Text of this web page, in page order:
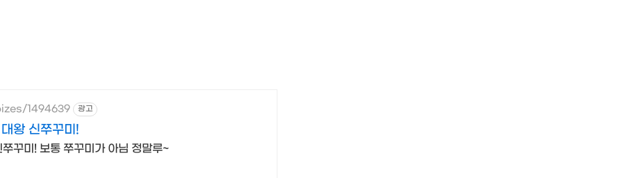
1494639 광고
왕 신쭈꾸미!
꾸미! 보통 쭈꾸미가 아님 정말루~